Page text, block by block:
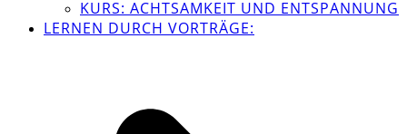
KURS: ACHTSAMKEIT UND ENTSPANNUNG
LERNEN DURCH VORTRÄGE: